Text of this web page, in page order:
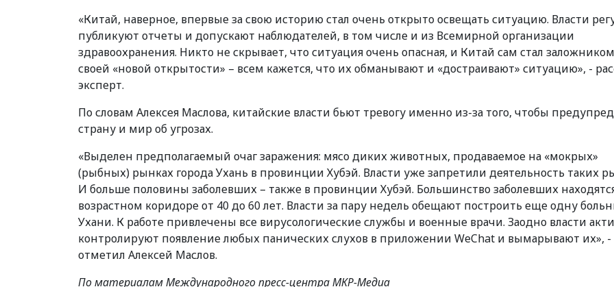
«Китай, наверное, впервые за свою историю стал очень открыто освещать ситуацию. Власти
публикуют отчеты и допускают наблюдателей, в том числе и из Всемирной организации
здравоохранения. Никто не скрывает, что ситуация очень опасная, и Китай сам стал заложником
своей «новой открытости» – всем кажется, что их обманывают и «достраивают» ситуацию», -
эксперт.
По словам Алексея Маслова, китайские власти бьют тревогу именно из-за того, чтобы
страну и мир об угрозах.
«Выделен предполагаемый очаг заражения: мясо диких животных, продаваемое на «мокрых»
(рыбных) рынках города Ухань в провинции Хубэй. Власти уже запретили деятельность таких
И больше половины заболевших – также в провинции Хубэй. Большинство заболевших
возрастном коридоре от 40 до 60 лет. Власти за пару недель обещают построить еще одну
Ухани. К работе привлечены все вирусологические службы и военные врачи. Заодно власти
контролируют появление любых панических слухов в приложении WeChat и вымарывают их», -
отметил Алексей Маслов.
По материалам Международного пресс-центра МКР-Медиа